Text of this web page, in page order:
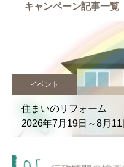
キャンペーン記事一覧
キャンペーン
無料 失敗しな
【予約受付中